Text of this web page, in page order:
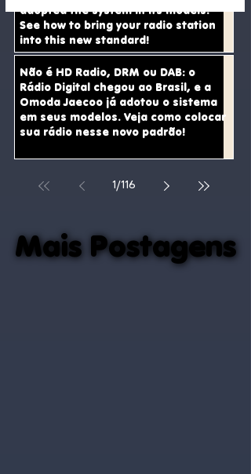
adopted the system in its models.
See how to bring your radio station
into this new standard!
Não é HD Radio, DRM ou DAB: o
Rádio Digital chegou ao Brasil, e a
Omoda Jaecoo já adotou o sistema
em seus modelos. Veja como colocar
sua rádio nesse novo padrão!
1 /116
Omoda Jaecoo has
already adopted the
system in its models. See
how to bring your radio
station into this new
standard!
Mais Postagens
Mais Postagens